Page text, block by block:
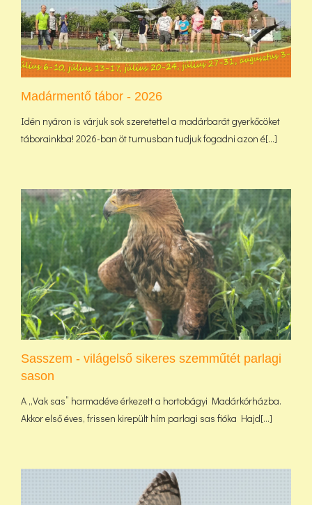
Madármentő tábor - 2026
Idén nyáron is várjuk sok szeretettel a madárbarát gyerkőcöket
táborainkba! 2026-ban öt turnusban tudjuk fogadni azon é[...]
Sasszem - világelső sikeres szemműtét parlagi
sason
A „Vak sas” harmadéve érkezett a hortobágyi Madárkórházba.
Akkor első éves, frissen kirepült hím parlagi sas fióka Hajd[...]